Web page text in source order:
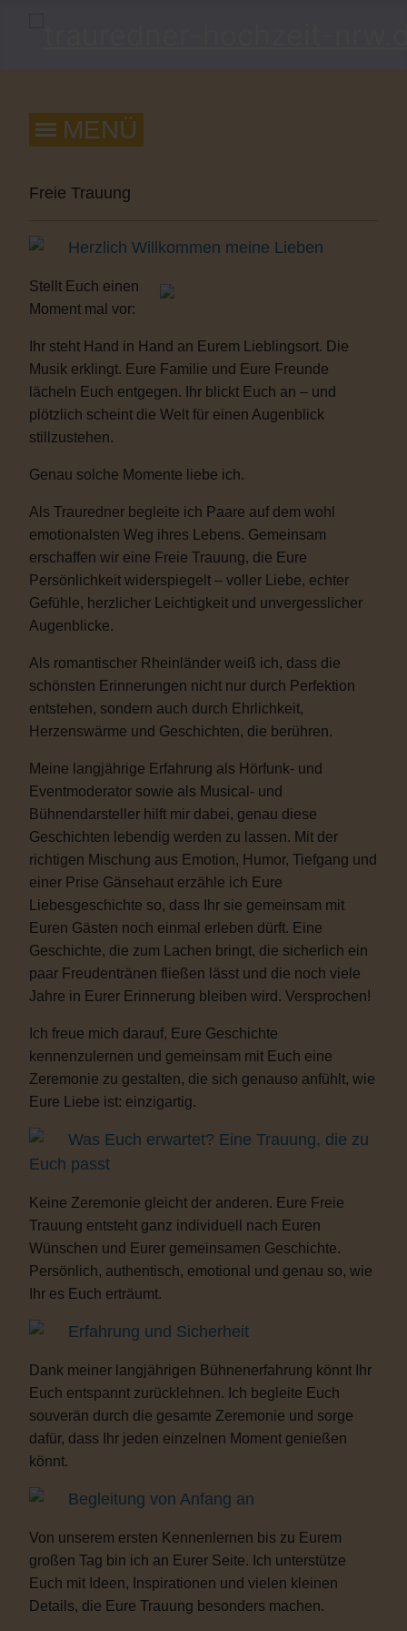
Freie Trauung
Herzlich Willkommen meine Lieben
Stellt Euch einen
Moment mal vor:
Ihr steht Hand in Hand an Eurem Lieblingsort. Die
Musik erklingt. Eure Familie und Eure Freunde
lächeln Euch entgegen. Ihr blickt Euch an – und
plötzlich scheint die Welt für einen Augenblick
stillzustehen.
Genau solche Momente liebe ich.
Als Trauredner begleite ich Paare auf dem wohl
emotionalsten Weg ihres Lebens. Gemeinsam
erschaffen wir eine Freie Trauung, die Eure
Persönlichkeit widerspiegelt – voller Liebe, echter
Gefühle, herzlicher Leichtigkeit und unvergesslicher
Augenblicke.
Als romantischer Rheinländer weiß ich, dass die
schönsten Erinnerungen nicht nur durch Perfektion
entstehen, sondern auch durch Ehrlichkeit,
Herzenswärme und Geschichten, die berühren.
Meine langjährige Erfahrung als Hörfunk- und
Eventmoderator sowie als Musical- und
Bühnendarsteller hilft mir dabei, genau diese
Geschichten lebendig werden zu lassen. Mit der
richtigen Mischung aus Emotion, Humor, Tiefgang und
einer Prise Gänsehaut erzähle ich Eure
Liebesgeschichte so, dass Ihr sie gemeinsam mit
Euren Gästen noch einmal erleben dürft. Eine
Geschichte, die zum Lachen bringt, die sicherlich ein
paar Freudentränen fließen lässt und die noch viele
Jahre in Eurer Erinnerung bleiben wird. Versprochen!
Ich freue mich darauf, Eure Geschichte
kennenzulernen und gemeinsam mit Euch eine
Zeremonie zu gestalten, die sich genauso anfühlt, wie
Eure Liebe ist: einzigartig.
Was Euch erwartet? Eine Trauung, die zu
Euch passt
Keine Zeremonie gleicht der anderen. Eure Freie
Trauung entsteht ganz individuell nach Euren
Wünschen und Eurer gemeinsamen Geschichte.
Persönlich, authentisch, emotional und genau so, wie
Ihr es Euch erträumt.
Erfahrung und Sicherheit
Dank meiner langjährigen Bühnenerfahrung könnt Ihr
Euch entspannt zurücklehnen. Ich begleite Euch
souverän durch die gesamte Zeremonie und sorge
dafür, dass Ihr jeden einzelnen Moment genießen
könnt.
Begleitung von Anfang an
Von unserem ersten Kennenlernen bis zu Eurem
großen Tag bin ich an Eurer Seite. Ich unterstütze
Euch mit Ideen, Inspirationen und vielen kleinen
Details, die Eure Trauung besonders machen.